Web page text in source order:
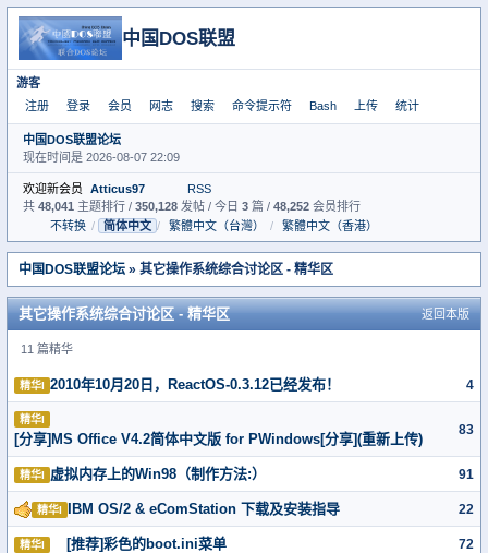
中国DOS联盟
游客
注册
登录 会员 网志 搜索 命令提示符 Bash 上传 统计
中国DOS联盟论坛
现在时间是 2026-08-07 22:09
欢迎新会员 Atticus97
RSS
共 48,041 主题排行 / 350,128 发帖 / 今日 3 篇 / 48,252 会员排行
不转换 / 简体中文 / 繁體中文（台灣） / 繁體中文（香港）
中国DOS联盟论坛 » 其它操作系统综合讨论区 - 精华区
其它操作系统综合讨论区 - 精华区 返回本版
11 篇精华
精华I 2010年10月20日，ReactOS-0.3.12已经发布！ 4
精华I
[分享]MS Office V4.2简体中文版 for PWindows[分享](重新上传)
83
精华I 虚拟内存上的Win98（制作方法:） 91
精华I IBM OS/2 & eComStation 下载及安装指导 22
精华I [推荐]彩色的boot.ini菜单 72